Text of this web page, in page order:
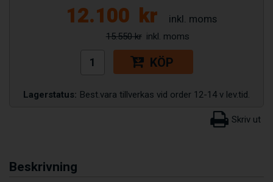
12.100 kr
15.550 kr
KÖP
Lagerstatus: Best.vara tillverkas vid order 12-14 v lev.tid.
Beskrivning